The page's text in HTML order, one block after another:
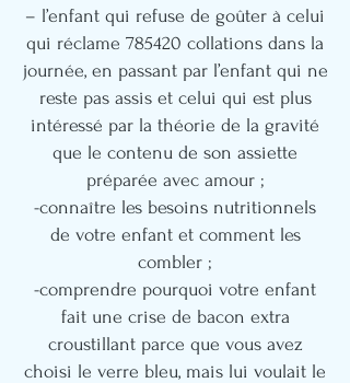
– l’enfant qui refuse de goûter à celui
qui réclame 785420 collations dans la
journée, en passant par l’enfant qui ne
reste pas assis et celui qui est plus
intéressé par la théorie de la gravité
que le contenu de son assiette
préparée avec amour ;
-connaître les besoins nutritionnels
de votre enfant et comment les
combler ;
-comprendre pourquoi votre enfant
fait une crise de bacon extra
croustillant parce que vous avez
choisi le verre bleu, mais lui voulait le